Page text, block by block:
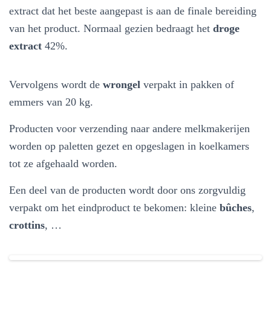
extract dat het beste aangepast is aan de finale bereiding
van het product. Normaal gezien bedraagt het droge
extract 42%.
Vervolgens wordt de wrongel verpakt in pakken of
emmers van 20 kg.
Producten voor verzending naar andere melkmakerijen
worden op paletten gezet en opgeslagen in koelkamers
tot ze afgehaald worden.
Een deel van de producten wordt door ons zorgvuldig
verpakt om het eindproduct te bekomen: kleine bûches,
crottins, …